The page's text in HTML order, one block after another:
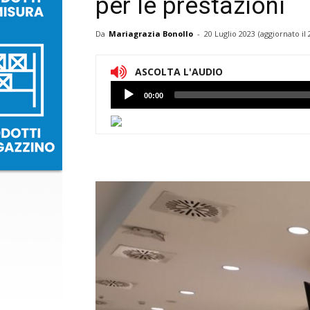
per le prestazioni
Da Mariagrazia Bonollo - 20 Luglio 2023 (aggiornato il
ASCOLTA L'AUDIO
Lettore
Audio
00:00